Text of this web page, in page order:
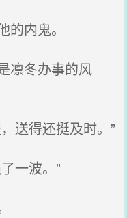
内鬼。
凛冬办事的风
送得还挺及时。”
一波。”